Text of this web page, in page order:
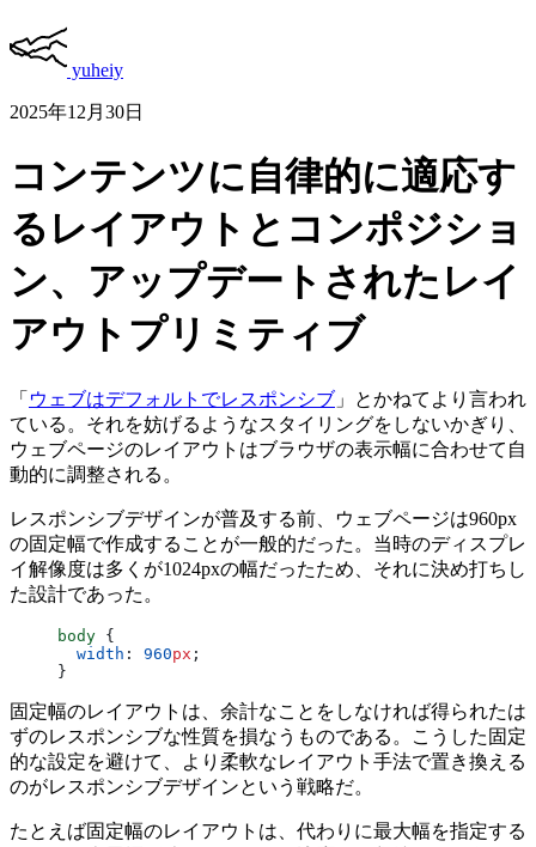
yuheiy
2025年12月30日
コンテンツに自律的に適応す
るレイアウトとコンポジショ
ン、アップデートされたレイ
アウトプリミティブ
「 ウェブはデフォルトでレスポンシブ 」とかねてより言われ
ている。それを妨げるようなスタイリングをしないかぎり、
ウェブページのレイアウトはブラウザの表示幅に合わせて自
動的に調整される。
レスポンシブデザインが普及する前、ウェブページは960px
の固定幅で作成することが一般的だった。当時のディスプレ
イ解像度は多くが1024pxの幅だったため、それに決め打ちし
た設計であった。
body {
  width
: 960px ;
}
固定幅のレイアウトは、余計なことをしなければ得られたは
ずのレスポンシブな性質を損なうものである。こうした固定
的な設定を避けて、より柔軟なレイアウト手法で置き換える
のがレスポンシブデザインという戦略だ。
たとえば固定幅のレイアウトは、代わりに最大幅を指定する